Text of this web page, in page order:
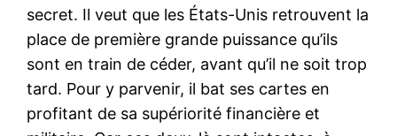
secret. Il veut que les États-Unis retrouvent la
place de première grande puissance qu’ils
sont en train de céder, avant qu’il ne soit trop
tard. Pour y parvenir, il bat ses cartes en
profitant de sa supériorité financière et